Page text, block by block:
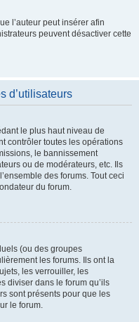
l’auteur peut insérer afin
peuvent désactiver cette
d’utilisateurs
le plus haut niveau de
contrôler toutes les opérations
le bannissement
ou de modérateurs, etc. Ils
des forums. Tout ceci
du forum.
(ou des groupes
les forums. Ils ont la
les verrouiller, les
diviser dans le forum qu’ils
sont présents pour que les
le forum.